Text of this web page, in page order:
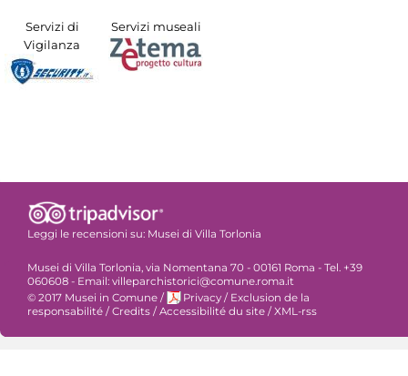
Servizi di
Vigilanza
Servizi museali
Leggi le recensioni su: Musei di Villa Torlonia
Musei di Villa Torlonia, via Nomentana 70 - 00161 Roma - Tel. +39
060608 - Email: villeparchistorici@comune.roma.it
© 2017 Musei in Comune / Privacy / Exclusion de la
responsabilité /Credits /Accessibilité du site /XML-rss